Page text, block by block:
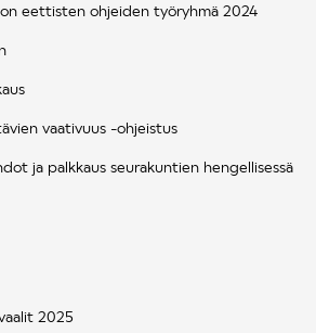
eettisten ohjeiden työryhmä 2024
vaativuus -ohjeistus
ja palkkaus seurakuntien hengellisessä
2025